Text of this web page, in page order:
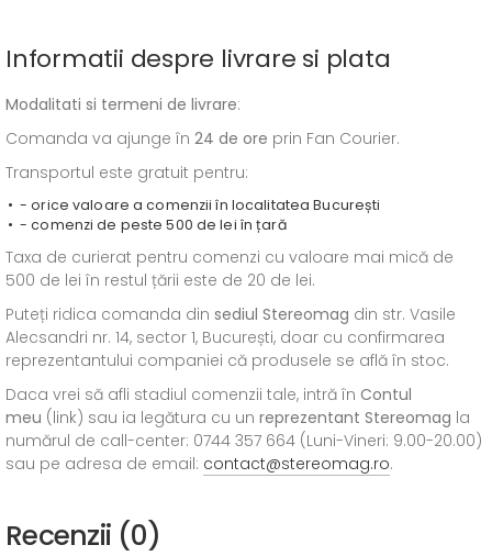
Informatii despre livrare si plata
Modalitati si termeni de livrare:
Comanda va ajunge în 24 de ore prin Fan Courier.
Transportul este gratuit pentru:
- orice valoare a comenzii în localitatea București
- comenzi de peste 500 de lei în țară
Taxa de curierat pentru comenzi cu valoare mai mică de
500 de lei în restul țării este de 20 de lei.
Puteți ridica comanda din sediul Stereomag din str. Vasile
Alecsandri nr. 14, sector 1, București, doar cu confirmarea
reprezentantului companiei că produsele se află în stoc.
Daca vrei să afli stadiul comenzii tale, intră în Contul
meu (link) sau ia legătura cu un reprezentant Stereomag la
numărul de call-center: 0744 357 664 (Luni-Vineri: 9.00-20.00)
sau pe adresa de email: contact@stereomag.ro.
Recenzii (0)